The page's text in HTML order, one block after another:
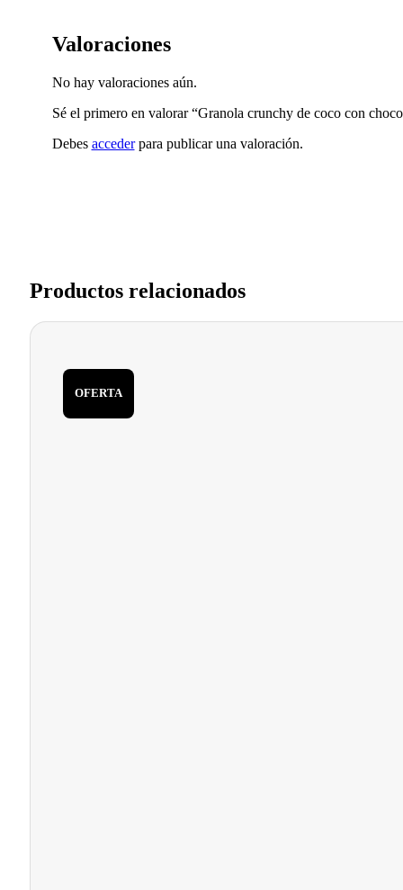
Valoraciones
No hay valoraciones aún.
Sé el primero en valorar “Granola crunchy de coco con
Debes accederpara publicar una valoración.
Productos relacionados
OFERTA